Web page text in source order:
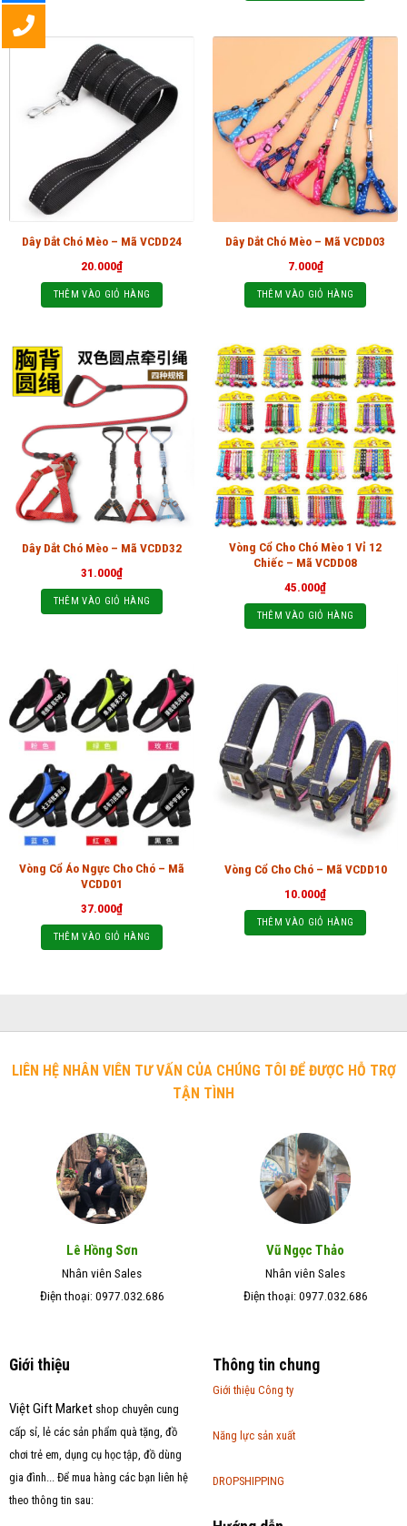
Dây Dắt Chó Mèo – Mã VCDD24
20.000₫
THÊM VÀO GIỎ HÀNG
Dây Dắt Chó Mèo – Mã VCDD03
7.000₫
THÊM VÀO GIỎ HÀNG
Dây Dắt Chó Mèo – Mã VCDD32
31.000₫
THÊM VÀO GIỎ HÀNG
Vòng Cổ Cho Chó Mèo 1 Vỉ 12
Chiếc – Mã VCDD08
45.000₫
THÊM VÀO GIỎ HÀNG
Vòng Cổ Áo Ngực Cho Chó – Mã
VCDD01
37.000₫
THÊM VÀO GIỎ HÀNG
Vòng Cổ Cho Chó – Mã VCDD10
10.000₫
THÊM VÀO GIỎ HÀNG
LIÊN HỆ NHÂN VIÊN TƯ VẤN CỦA CHÚNG TÔI ĐỂ ĐƯỢC HỖ TRỢ
TẬN TÌNH
Lê Hồng Sơn
Nhân viên Sales
Điện thoại: 0977.032.686
Vũ Ngọc Thảo
Nhân viên Sales
Điện thoại: 0977.032.686
Giới thiệu
Việt Gift Marketshop chuyên cung
cấp sỉ, lẻ các sản phẩm quà tặng, đồ
chơi trẻ em, dụng cụ học tập, đồ dùng
gia đình... Để mua hàng các bạn liên hệ
theo thông tin sau:
Thông tin chung
Giới thiệu Công ty
Năng lực sản xuất
DROPSHIPPING